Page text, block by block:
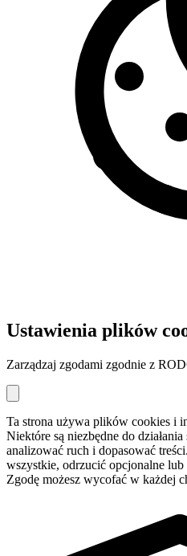
Ustawienia plików
Zarządzaj zgodami zgodnie z
Ta strona używa plików cookies i
Niektóre są niezbędne do
analizować ruch i dopasować
wszystkie, odrzucić opcjonalne
Zgodę możesz wycofać w każdej